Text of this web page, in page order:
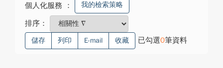
個人化服務 ： 我的檢索策略
排序：
儲存 列印 E-mail 收藏 已勾選0筆資料